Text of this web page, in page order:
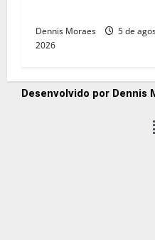
Dennis Moraes
5 de
2026
Desenvolvido por Dennis